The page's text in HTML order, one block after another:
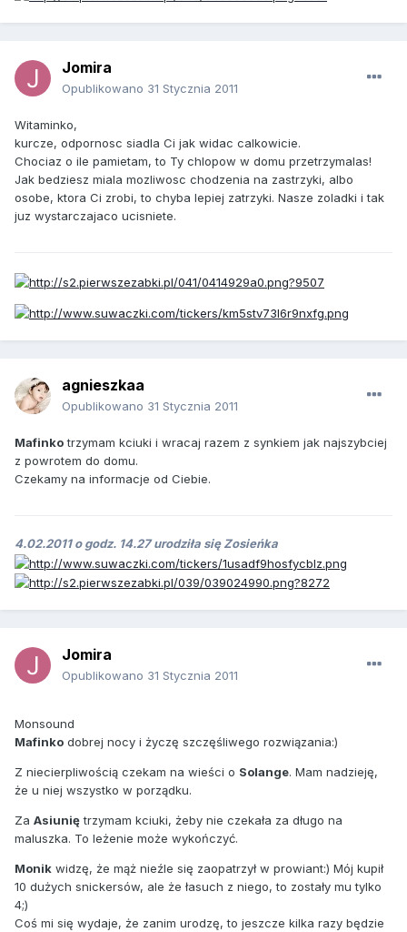
Jomira
Opublikowano 31 Stycznia 2011
Witaminko,
kurcze, odpornosc siadla Ci jak widac calkowicie.
Chociaz o ile pamietam, to Ty chlopow w domu przetrzymalas!
Jak bedziesz miala mozliwosc chodzenia na zastrzyki, albo
osobe, ktora Ci zrobi, to chyba lepiej zatrzyki. Nasze zoladki i tak
juz wystarczajaco ucisniete.
agnieszkaa
Opublikowano 31 Stycznia 2011
Mafinkotrzymam kciuki i wracaj razem z synkiem jak najszybciej
z powrotem do domu.
Czekamy na informacje od Ciebie.
4.02.2011 o godz. 14.27 urodziła się Zosieńka
Jomira
Opublikowano 31 Stycznia 2011
Monsound
Mafinko dobrej nocy i życzę szczęśliwego rozwiązania:)
Z niecierpliwością czekam na wieści o Solange. Mam nadzieję,
że u niej wszystko w porządku.
Za Asiuniętrzymam kciuki, żeby nie czekała za długo na
maluszka. To leżenie może wykończyć.
Monik widzę, że mąż nieźle się zaopatrzył w prowiant:) Mój kupił
10 dużych snickersów, ale że łasuch z niego, to zostały mu tylko
4;)
Coś mi się wydaje, że zanim urodzę, to jeszcze kilka razy będzie